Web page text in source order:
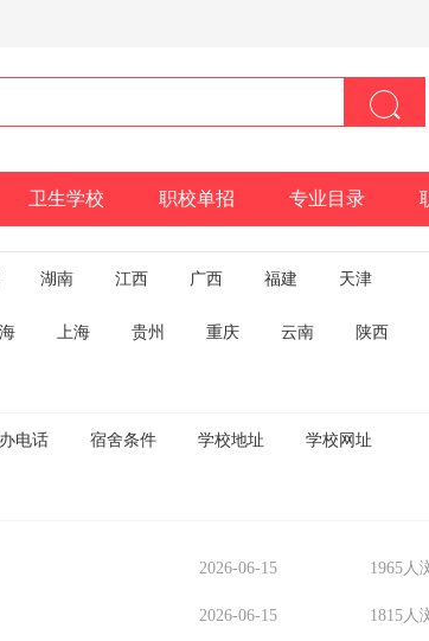
卫生学校 职校单招 专业目录
湖南 江西 广西 福建 天津
上海 贵州 重庆 云南 陕西
电话 宿舍条件 学校地址 学校网址
2026-06-15 1965人
2026-06-15 1815人